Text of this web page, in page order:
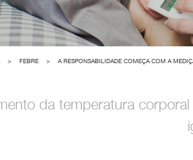
> FEBRE > A RESPONSABILIDADE COMEÇA COM A
da temperatura